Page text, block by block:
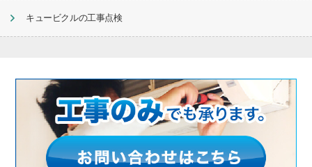
キュービクルの工事点検